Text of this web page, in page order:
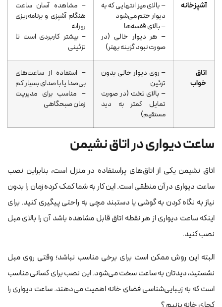
آشپزخانه
– بالای میز انتهایی که به
دیوار ختم می‌شود
– بالای قفسه‌ها
– هر دیوار خالی (در
صورت نبود گزینه بهتر)
– مشاهده آسان ساعت
هنگام آشپزی و برنامه‌ریزی
روزانه
– بیشتر کاربردی است تا
تزئینی
اتاق
خواب
– روی دیوار خالی بدون
تزئین
– بالای تخت (در صورت
تمایل کمتر به دید
مستقیم)
– استفاده از ساعت‌های
بی‌صدا یا با صدای بسیار کم
– مناسب برای مدیریت
زمان صبحگاهی
ساعت دیواری در اتاق نشیمن
اتاق نشیمن یکی از اتاق‌های پراستفاده در منزل است، بنابراین نصب
ساعت دیواری در آن منطقی است. این کار به شما کمک کرده زمان را بدون
نیاز به نگاه کردن به گوشی یا دستبند مچی به راحتی پیگیری کنید. برای
اینکه ساعت دیواری از هر نقطه اتاق قابل مشاهده باشد آن را بالای مبل
نصب کنید.
البته این روش ممکن است برای برخی مناسب نباشد؛ وقتی روی مبل
نشستید، دیدتان به ساعت سخت می‌شود. این نصب برای کسانی مناسب
است که به زیبایی‌شناسی فضای خانه اهمیت می‌دهند. ساعت دیواری را